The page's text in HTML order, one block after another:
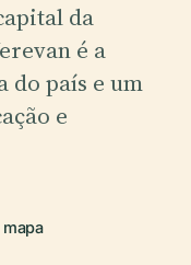
da
é a
país e um
e